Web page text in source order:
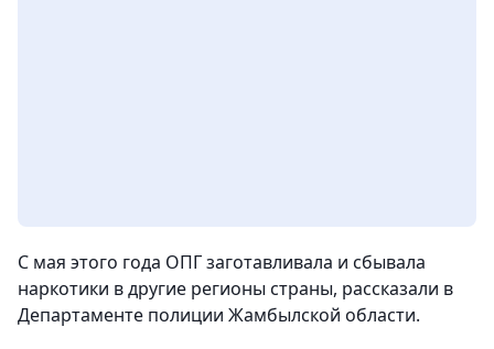
С мая этого года ОПГ заготавливала и сбывала
наркотики в другие регионы страны, рассказали в
Департаменте полиции Жамбылской области.